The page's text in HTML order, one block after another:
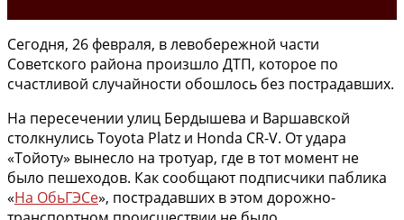
Сегодня, 26 февраля, в левобережной части
Советского района произшло ДТП, которое по
счастливой случайности обошлось без пострадавших.
На пересечении улиц Бердышева и Варшавской
столкнулись Toyota Platz и Honda CR-V. От удара
«Тойоту» вынесло на тротуар, где в тот момент не
было пешеходов. Как сообщают подписчики паблика
«На ОбьГЭСе», пострадавших в этом дорожно-